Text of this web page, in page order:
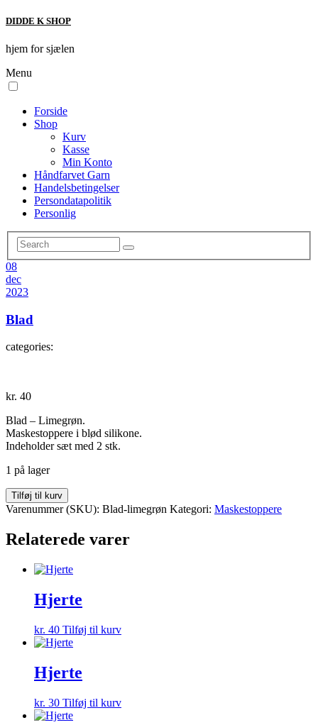
DIDDE K SHOP
hjem for sjælen
Menu
Forside
Shop
Kurv
Kasse
Min Konto
Håndfarvet Garn
Handelsbetingelser
Persondatapolitik
Personlig
08
dec
2023
Blad
categories:
kr. 40
Blad – Limegrøn.
Maskestoppere i blød silikone.
Indeholder sæt med 2 stk.
1 på lager
Blad
antal
Tilføj til kurv
Varenummer (SKU): Blad-limegrøn Kategori: Maskestoppere
Relaterede varer
Hjerte
kr. 40 Tilføj til kurv
Hjerte
kr. 30 Tilføj til kurv